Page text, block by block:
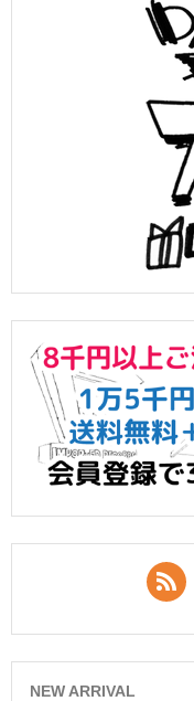
NEW ARRIVAL